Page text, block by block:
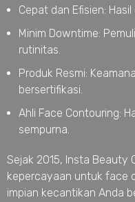
Cepat dan Efisien:
Minim Downtime:
rutinitas.
Produk Resmi:
bersertifikasi.
Ahli Face Contouring:
sempurna.
Sejak 2015, Insta Beauty
kepercayaan untuk face
impian kecantikan Anda